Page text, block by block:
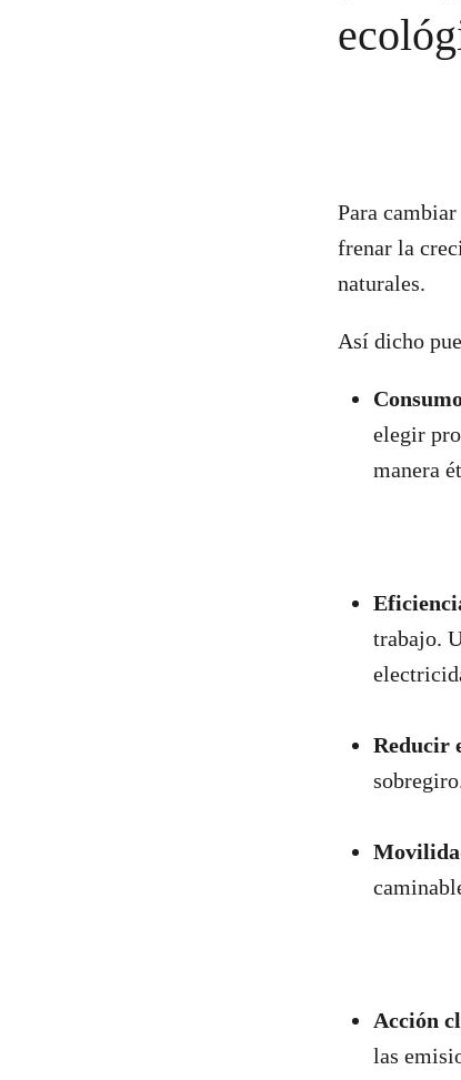
Para
frenar la
naturales.
Así dicho
elegir
manera
trabajo.
Reducir
Acción
las